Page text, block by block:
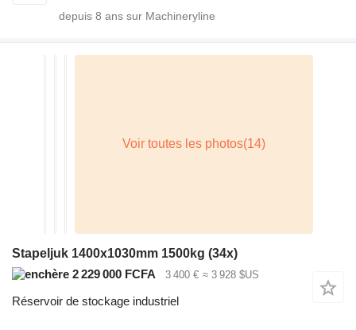
depuis 8 ans sur Machineryline
Stapeljuk 1400x1030mm 1500kg (34x)
2 229 000 FCFA
3 400 € ≈ 3 928 $US
Réservoir de stockage industriel